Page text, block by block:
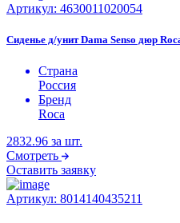
Артикул: 4630011020054
Сиденье д/унит Dama Senso дюр
Страна
Россия
Бренд
Roca
2832.96 за шт.
Смотреть
Оставить заявку
Артикул: 8014140435211